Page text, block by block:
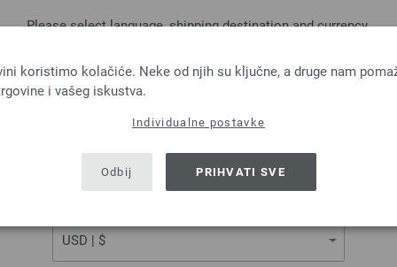
Please select language, shipping destination and currency.
SHIPPING TO
USA - The United States of America
koristimo kolačiće. Neke od njih su ključne, a druge nam
i vašeg iskustva.
Individualne postavke
Odbij PRIHVATI SVE
Lana Grossa
Baby Uni/Print 50g
otprilike 220 m / 50 g
za dostavu, Osnovna cijena:74,80 € -
COOL WOOL Big Uni/
bez PDV-a, dodatno troškovi za dostavu,